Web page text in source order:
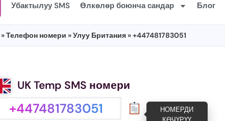
Убактылуу SMS Өлкөлөр боюнча сандар Блог
»Телефон номери »Улуу Британия » +447481783051
UK Temp SMS номери
+447481783051
НОМЕРДИ